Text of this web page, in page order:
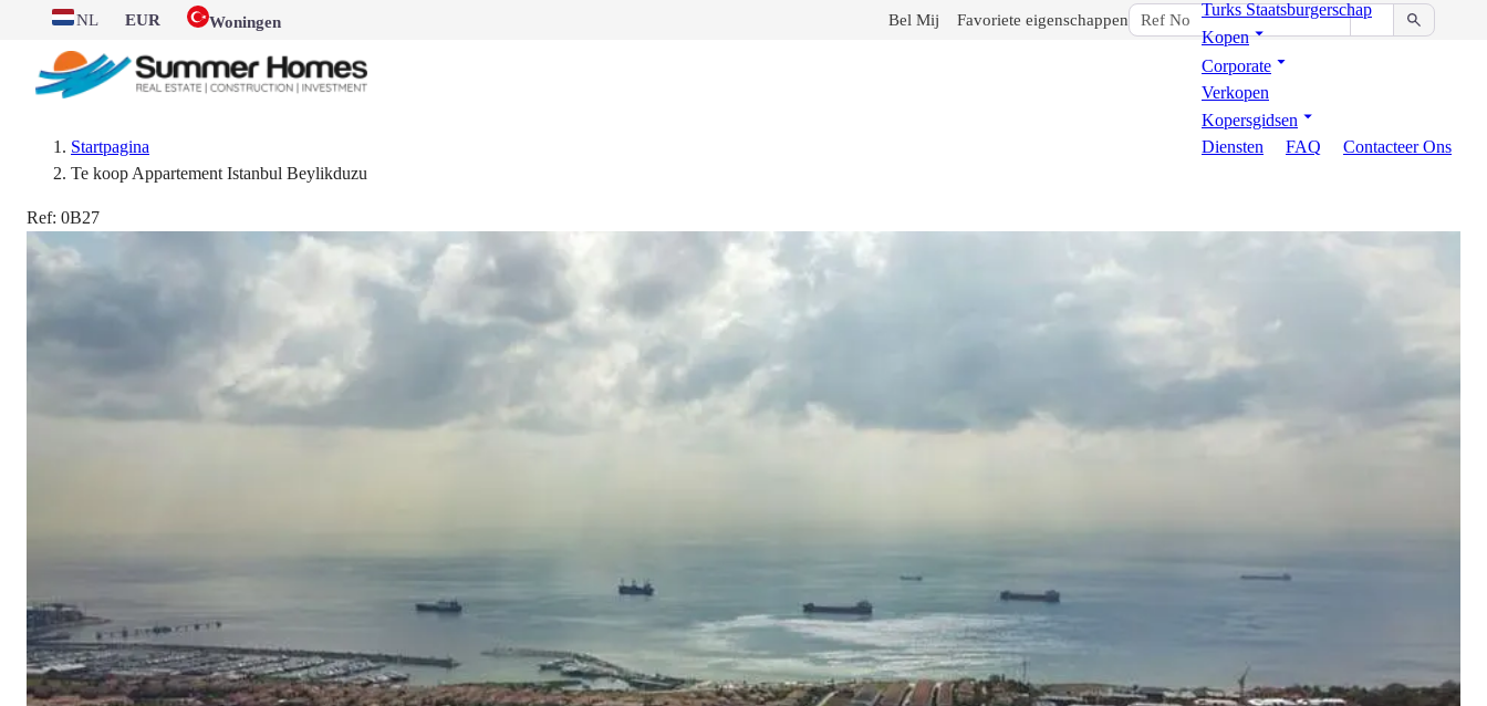
NL EUR Woningen Bel Mij Favoriete eigenschappen
Turks Staatsburgerschap
Kopen
Corporate
Verkopen
Kopersgidsen
Diensten
FAQ Contacteer Ons
Startpagina
Te koop Appartement Istanbul Beylikduzu
Ref: 0B27